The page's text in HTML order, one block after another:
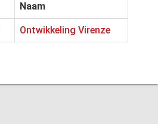
Naam
Ontwikkeling Virenze